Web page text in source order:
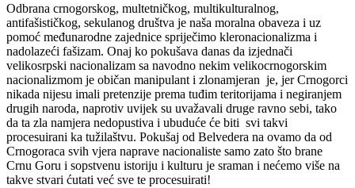
Odbrana crnogorskog, multetničkog, multikulturalnog,
antifašističkog, sekulanog društva je naša moralna obaveza i uz
pomoć međunarodne zajednice spriječimo kleronacionalizma i
nadolazeći fašizam. Onaj ko pokušava danas da izjednači
velikosrpski nacionalizam sa navodno nekim velikocrnogorskim
nacionalizmom je običan manipulant i zlonamjeran je, jer Crnogorci
nikada nijesu imali pretenzije prema tuđim teritorijama i negiranjem
drugih naroda, naprotiv uvijek su uvažavali druge ravno sebi, tako
da ta zla namjera nedopustiva i ubuduće će biti svi takvi
procesuirani ka tužilaštvu. Pokušaj od Belvedera na ovamo da od
Crnogoraca svih vjera naprave nacionaliste samo zato što brane
Crnu Goru i sopstvenu istoriju i kulturu je sraman i nećemo više na
takve stvari ćutati već sve te procesuirati!